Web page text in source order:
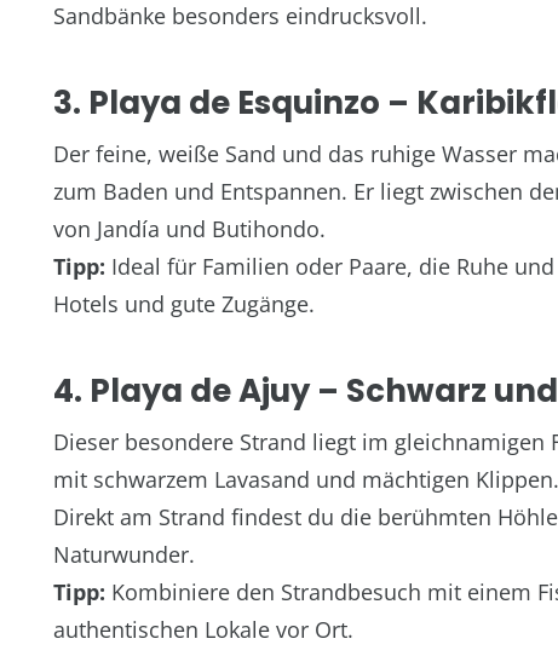
Sandbänke besonders eindrucksvoll.
3. Playa de Esquinzo –
Der feine, weiße Sand und das ruhige Wasser
zum Baden und Entspannen. Er liegt zwischen
von Jandía und Butihondo.
Tipp: Ideal für Familien oder Paare, die Ruhe
Hotels und gute Zugänge.
4. Playa de Ajuy – Schwarz
Dieser besondere Strand liegt im gleichnamigen
mit schwarzem Lavasand und mächtigen Klippen.
Direkt am Strand findest du die berühmten
Naturwunder.
Tipp: Kombiniere den Strandbesuch mit einem
authentischen Lokale vor Ort.